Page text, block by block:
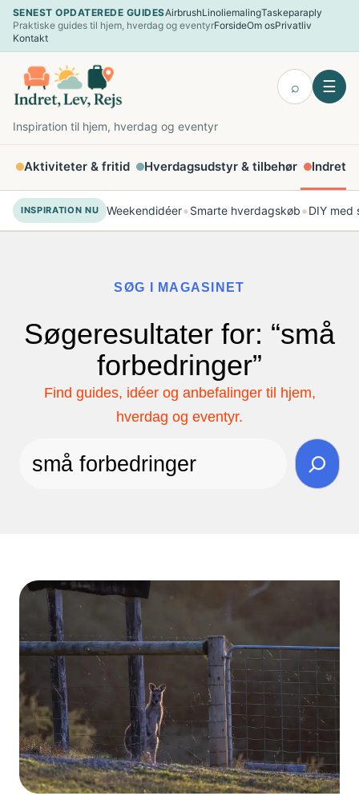
Spring
SENEST OPDATEREDE GUIDESAirbrushLinoliemalingTaskeparaply
Praktiske guides til hjem, hverdag og eventyrForsideOm osPrivatliv
Kontakt
⌕ ☰
Inspiration til hjem, hverdag og eventyr
Aktiviteter & fritid Hverdagsudstyr & tilbehør
INSPIRATION NU Weekendidéer•Smarte hverdagskøb•DIY med
SØG I MAGASINET
Søgeresultater for: “små
forbedringer”
Find guides, idéer og anbefalinger til hjem,
hverdag og eventyr.